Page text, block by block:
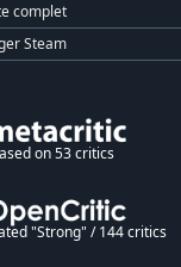
complet
Steam
on 53 critics
"Strong" / 144 critics